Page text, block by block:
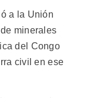
a la Unión
minerales
del Congo
civil en ese